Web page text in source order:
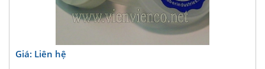
Giá: Liên hệ